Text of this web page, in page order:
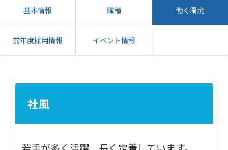
基本情報 職種 働く環境
前年度採用情報 イベント情報
社風